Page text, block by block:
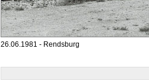
26.06.1981 - Rendsburg